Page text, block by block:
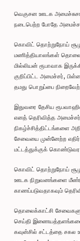
வெகுசன ஊடக
நடைபெற்ற போதே
கொவிட் தொற்றுநோய்
மணித்தியாலங்கள்
மில்லியன் ரூபாவாக
குறிப்பிட்ட அமைச்சர்,
தமது பொறுப்பை
இதுவரை தேசிய
எனத் தெரிவித்த அமைச்சர்
நிகழ்ச்சித்திட்டங்களை
சேவையை முன்னேற்ற
மட்டத்துக்குக் கொண்டுவர
கொவிட் தொற்றுநோய்
ஊடக நிறுவனங்களை
காணப்படுவதாகவும்
தொலைக்காட்சி
செய்தி இணையத்தளங்களைப்
கவுன்சில் சட்டத்தை சகல